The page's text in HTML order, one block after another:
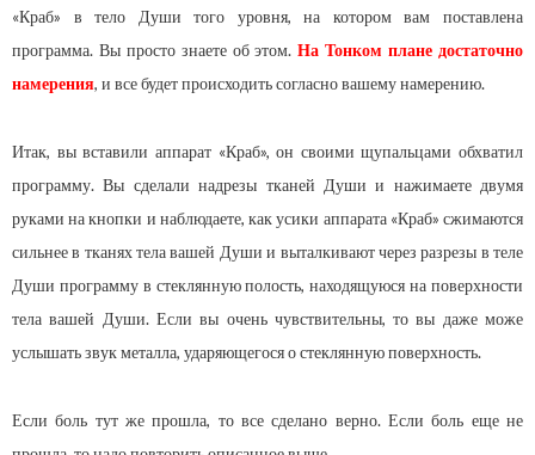
«Краб» в тело Души того уровня, на котором вам поставлена
программа. Вы просто знаете об этом.На Тонком плане достаточно
намерения, и все будет происходить согласно вашему намерению.
Итак, вы вставили аппарат «Краб», он своими щупальцами обхватил
программу. Вы сделали надрезы тканей Души и нажимаете двумя
руками на кнопки и наблюдаете, как усики аппарата «Краб» сжимаются
сильнее в тканях тела вашей Души и выталкивают через разрезы в теле
Души программу в стеклянную полость, находящуюся на поверхности
тела вашей Души. Если вы очень чувствительны, то вы даже може
услышать звук металла, ударяющегося о стеклянную поверхность.
Если боль тут же прошла, то все сделано верно. Если боль еще не